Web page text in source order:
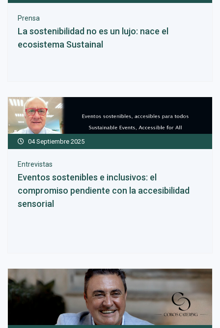
Prensa
La sostenibilidad no es un lujo: nace el
ecosistema Sustainal
Entrevistas
04 Septiembre 2025
Eventos sostenibles e inclusivos: el
compromiso pendiente con la accesibilidad
sensorial